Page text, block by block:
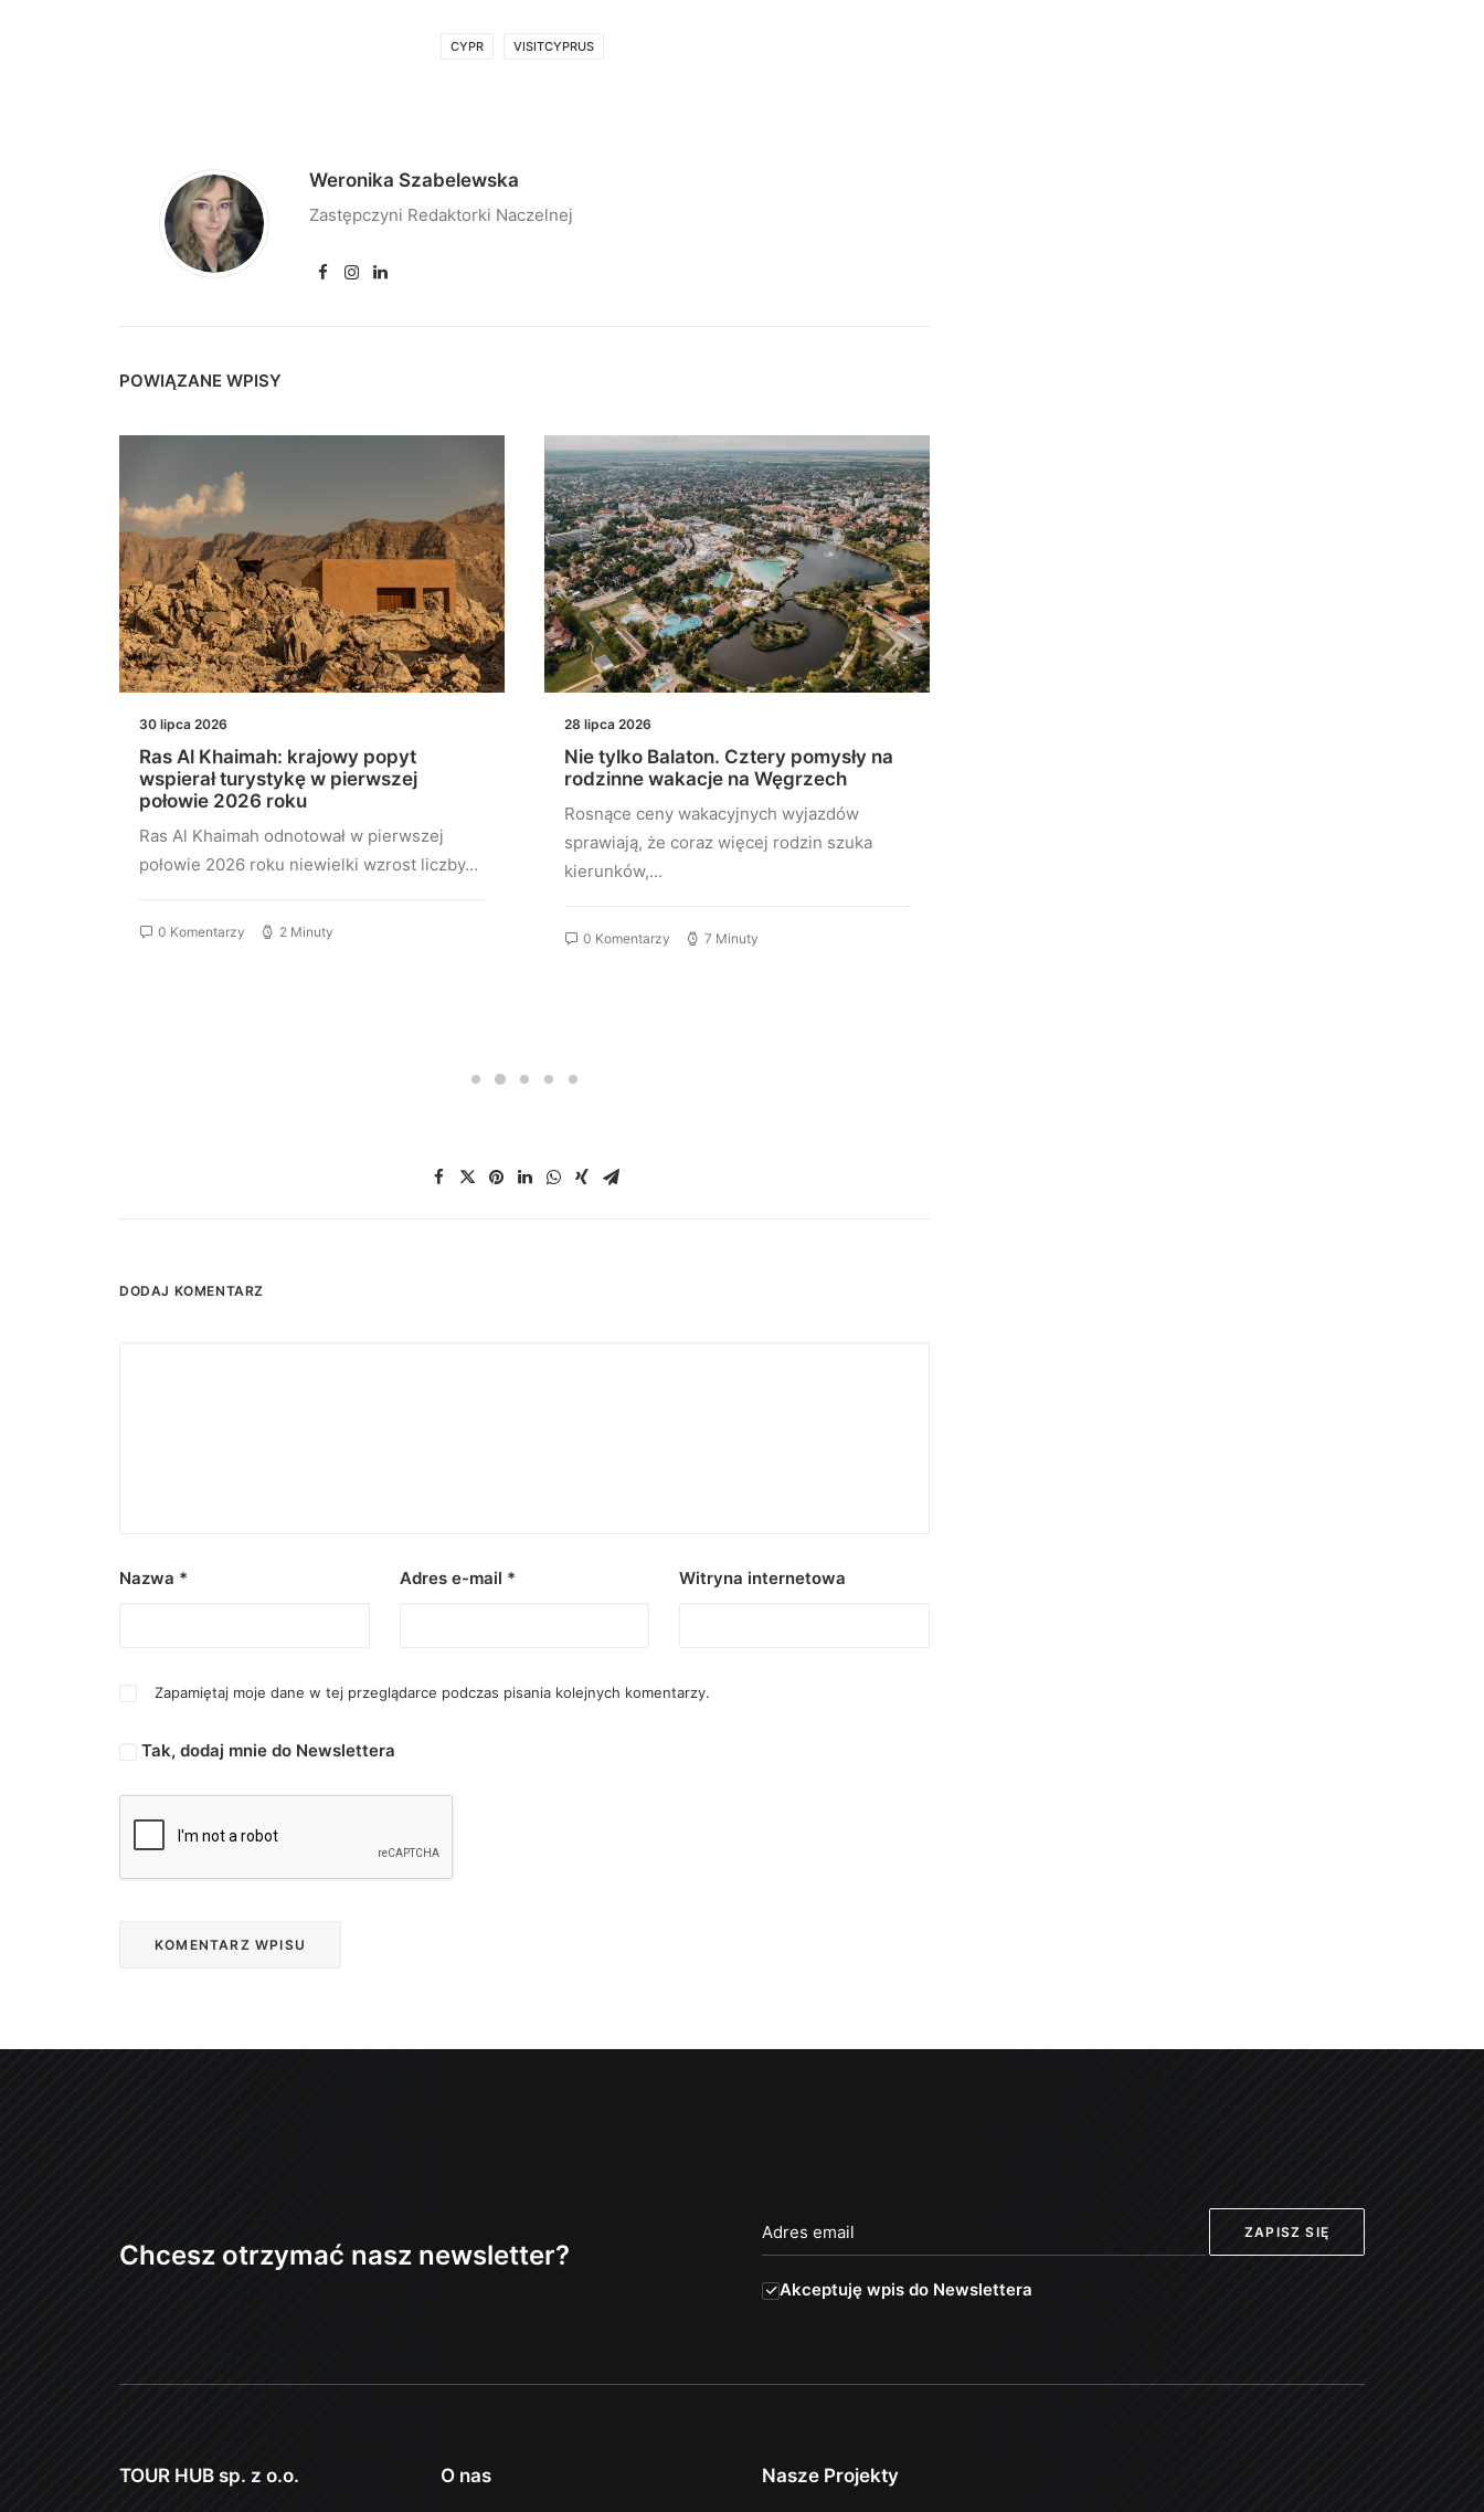
CYPR VISITCYPRUS
Weronika Szabelewska
Zastępczyni Redaktorki Naczelnej
POWIĄZANE WPISY
30 lipca 2026
Ras Al Khaimah: krajowy popyt
wspierał turystykę w pierwszej
połowie 2026 roku
Ras Al Khaimah odnotował w pierwszej
połowie 2026 roku niewielki wzrost liczby…
0 Komentarzy 2 Minuty
28 lipca 2026
Nie tylko Balaton. Cztery pomysły na
rodzinne wakacje na Węgrzech
Rosnące ceny wakacyjnych wyjazdów
sprawiają, że coraz więcej rodzin szuka
kierunków,…
0 Komentarzy 7 Minuty
DODAJ KOMENTARZ
Nazwa * Adres e-mail * Witryna internetowa
Zapamiętaj moje dane w tej przeglądarce podczas pisania kolejnych komentarzy.
Tak, dodaj mnie do Newslettera
Chcesz otrzymać nasz newsletter?
Akceptuję wpis do Newslettera
TOUR HUB sp. z o.o. O nas Nasze Projekty